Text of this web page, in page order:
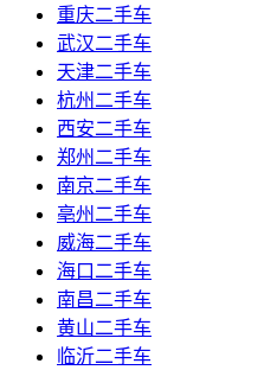
重庆二手车
武汉二手车
天津二手车
杭州二手车
西安二手车
郑州二手车
南京二手车
亳州二手车
威海二手车
海口二手车
南昌二手车
黄山二手车
临沂二手车